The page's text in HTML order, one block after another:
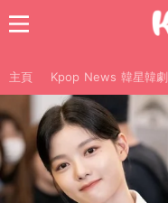
主頁 Kpop News 韓星韓劇